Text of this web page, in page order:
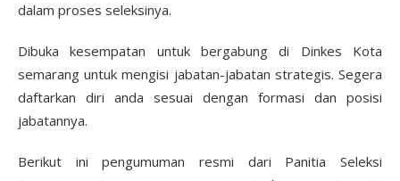
dalam proses seleksinya.
Dibuka kesempatan untuk bergabung di Dinkes Kota
semarang untuk mengisi jabatan-jabatan strategis. Segera
daftarkan diri anda sesuai dengan formasi dan posisi
jabatannya.
Berikut ini pengumuman resmi dari Panitia Seleksi